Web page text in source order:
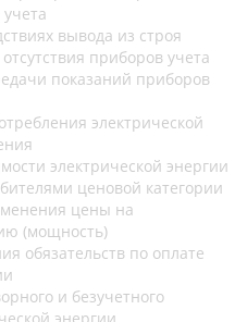
вывода из строя
приборов учета
показаний приборов
электрической
электрической энергии
ценовой категории
цены на
(мощность)
обязательств по оплате
и безучетного